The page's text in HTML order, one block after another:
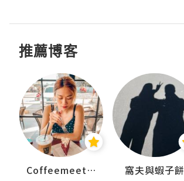
推薦博客
Coffeemeetjojo 窩夫與蝦子餅